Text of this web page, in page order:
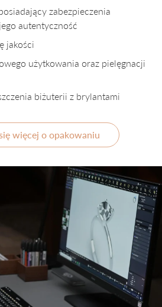
zabezpieczenia
autentyczność
jakości
użytkowania oraz pielęgnacji
biżuterii z brylantami
więcej o opakowaniu